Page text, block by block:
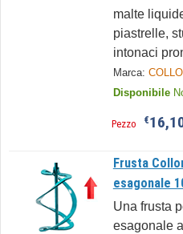
malte
piastrelle,
intonaci
Marca:
Disponibile
Pezzo €
Frusta
esagonale
Una frusta
esagonale